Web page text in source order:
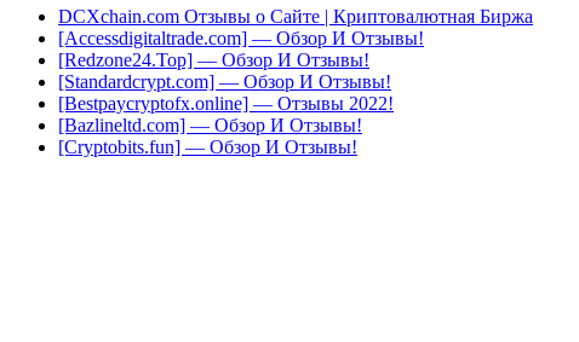
DCXchain.com Отзывы о Сайте | Криптовалютная Биржа
[Accessdigitaltrade.com] — Обзор И Отзывы!
[Redzone24.Top] — Обзор И Отзывы!
[Standardcrypt.com] — Обзор И Отзывы!
[Bestpaycryptofx.online] — Отзывы 2022!
[Bazlineltd.com] — Обзор И Отзывы!
[Cryptobits.fun] — Обзор И Отзывы!